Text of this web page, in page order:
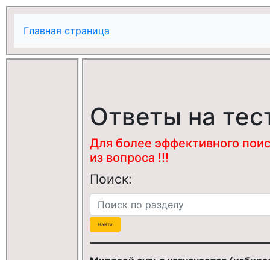
Главная страница
Ответы на
Для более эффективного
из вопроса !!!
Поиск: